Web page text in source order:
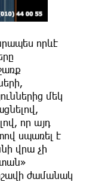
որևէ
մեկ
որ այդ
սպառել է
վրա չի
ժամանակ